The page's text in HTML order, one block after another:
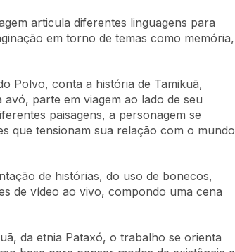
articula diferentes linguagens para
em torno de temas como memória,
Polvo, conta a história de Tamikuã,
parte em viagem ao lado de seu
paisagens, a personagem se
que tensionam sua relação com o mundo
de histórias, do uso de bonecos,
de vídeo ao vivo, compondo uma cena
da etnia Pataxó, o trabalho se orienta